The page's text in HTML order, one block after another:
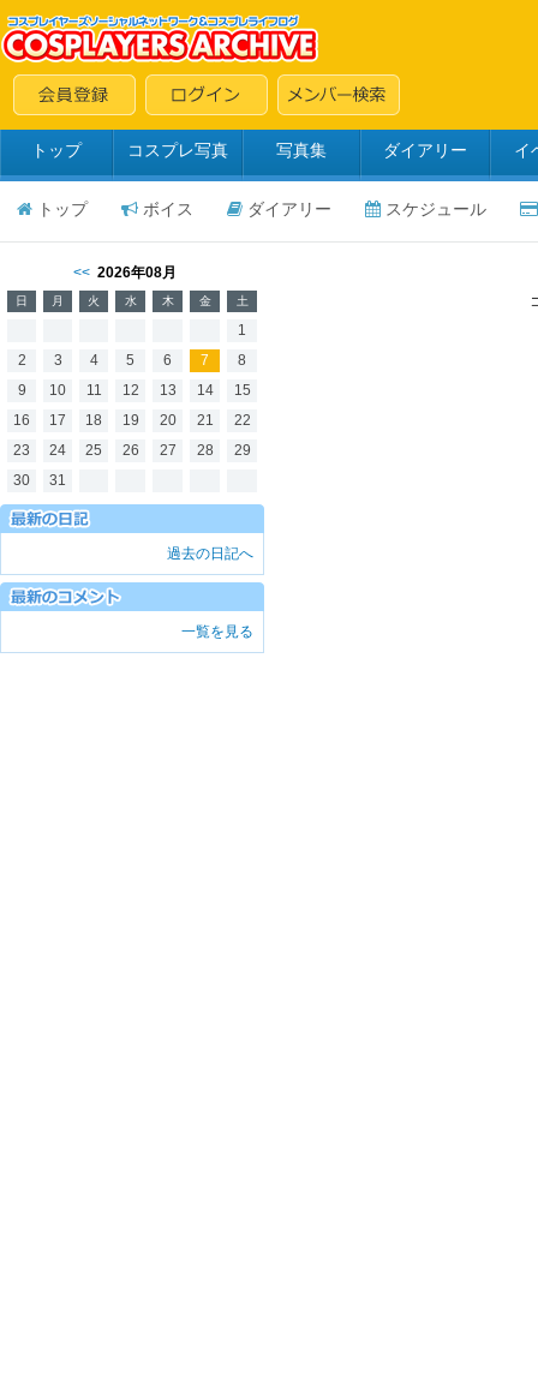
トップ コスプレ写真 写真集 ダイアリー イ
トップ ボイス ダイアリー スケジュール
<< 2026年08月
日 月 火 水 木 金 土
1
2
3 4 5 6 7
8
9
10 11 12 13 14
15
16
17 18 19 20 21
22
23
24 25 26 27 28
29
30
31
過去の日記へ
一覧を見る